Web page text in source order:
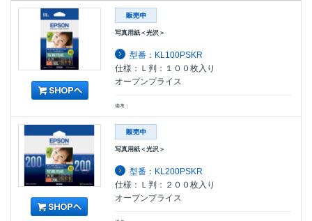
写真用紙＜光沢＞
型番：KL100PSKR
仕様：Ｌ判：１００枚入り
オープンプライス
備考：
写真用紙＜光沢＞
型番：KL200PSKR
仕様：Ｌ判：２００枚入り
オープンプライス